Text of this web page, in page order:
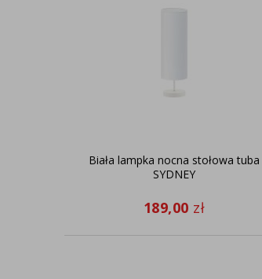
Biała lampka nocna stołowa tuba
SYDNEY
189,00 zł